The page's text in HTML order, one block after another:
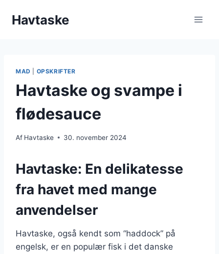
Havtaske
MAD OPSKRIFTER
Havtaske og svampe i
flødesauce
Af Havtaske 30. november 2024
Havtaske: En delikatesse
fra havet med mange
anvendelser
Havtaske, også kendt som “haddock” på
engelsk, er en populær fisk i det danske